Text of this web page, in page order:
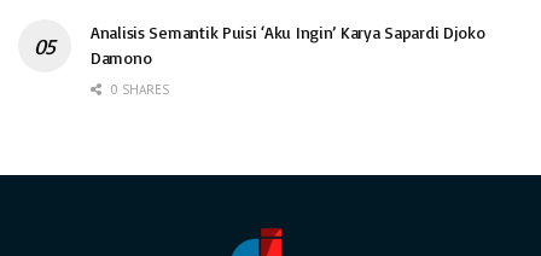
Analisis Semantik Puisi ‘Aku Ingin’ Karya Sapardi Djoko
Damono
0 SHARES